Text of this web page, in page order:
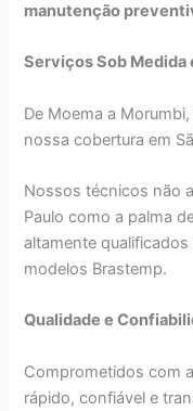
manutenção
Serviços Sob Medida
De Moema a
nossa cobertura em
Nossos técnicos não
Paulo como a palma
altamente
modelos Brastemp.
Qualidade e
Comprometidos com
rápido, confiável e